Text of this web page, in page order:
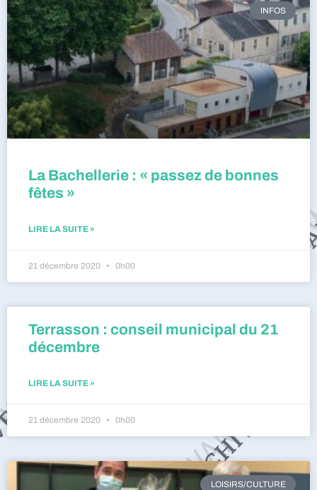
INFOS
La Bachellerie : « passez de bonnes
fêtes »
LIRE LA SUITE »
21 décembre 2020 0h00
Terrasson : conseil municipal du 21
décembre
LIRE LA SUITE »
21 décembre 2020 0h00
LOISIRS/CULTURE